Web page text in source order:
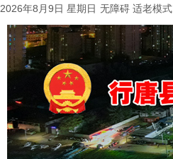
2026年8月9日 星期日 无障碍 适老模式